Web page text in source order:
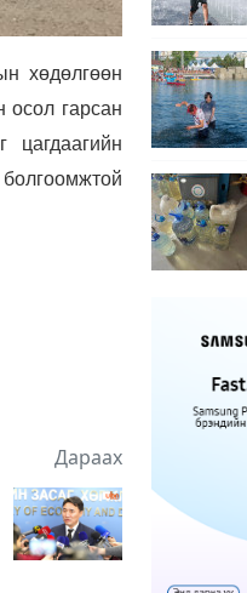
хөдөлгөөн
осол гарсан
Дараах